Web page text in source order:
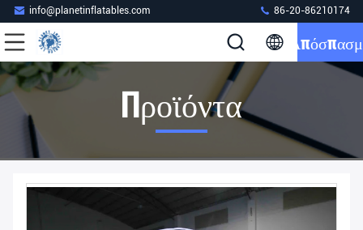
info@planetinflatables.com 86-20-86210174
Προϊόντα